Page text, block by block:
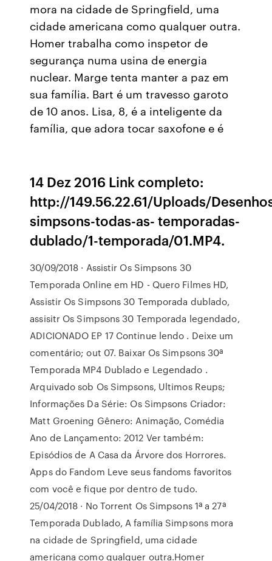
mora na cidade de Springfield, uma
cidade americana como qualquer outra.
Homer trabalha como inspetor de
segurança numa usina de energia
nuclear. Marge tenta manter a paz em
sua família. Bart é um travesso garoto
de 10 anos. Lisa, 8, é a inteligente da
família, que adora tocar saxofone e é
14 Dez 2016 Link completo:
http://149.56.22.61/Uploads/
simpsons-todas-as- temporadas-
dublado/1-temporada/01.MP4.
30/09/2018 · Assistir Os Simpsons 30
Temporada Online em HD - Quero Filmes HD,
Assistir Os Simpsons 30 Temporada dublado,
assisitr Os Simpsons 30 Temporada legendado,
ADICIONADO EP 17 Continue lendo . Deixe um
comentário; out 07. Baixar Os Simpsons 30ª
Temporada MP4 Dublado e Legendado .
Arquivado sob Os Simpsons, Ultimos Reups;
Informações Da Série: Os Simpsons Criador:
Matt Groening Gênero: Animação, Comédia
Ano de Lançamento: 2012 Ver também:
Episódios de A Casa da Árvore dos Horrores.
Apps do Fandom Leve seus fandoms favoritos
com você e fique por dentro de tudo.
25/04/2018 · No Torrent Os Simpsons 1ª a 27ª
Temporada Dublado, A família Simpsons mora
na cidade de Springfield, uma cidade
americana como qualquer outra.Homer